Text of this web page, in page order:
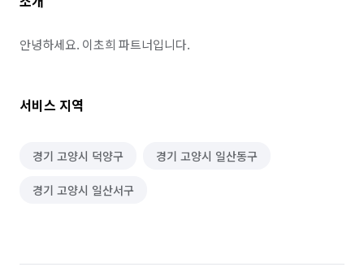
안녕하세요. 이초희 파트너입니다.
서비스 지역
경기 고양시 덕양구 경기 고양시 일산동구
경기 고양시 일산서구